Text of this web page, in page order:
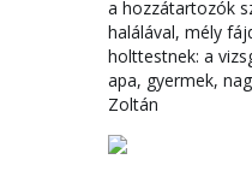
a hozzátartozók
halálával, mély
holttestnek: a
apa, gyermek,
Zoltán